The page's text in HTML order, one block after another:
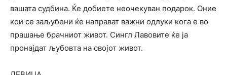
вашата судбина. Ќе добиете неочекуван подарок. Оние
кои се заљубени ќе направат важни одлуки кога е во
прашање брачниот живот. Сингл Лавовите ќе ја
пронајдат љубовта на својот живот.